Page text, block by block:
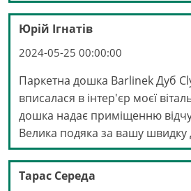
Юрій Ігнатів
2024-05-25 00:00:00
Паркетна дошка Barlinek Дуб
вписалася в інтер'єр моєї
дошка надає приміщенню
Велика подяка за вашу швидку
Тарас Середа